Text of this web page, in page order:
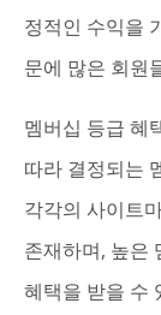
정적인 수익을
문에 많은 회원
멤버십 등급 혜
따라 결정되는
각각의 사이트
존재하며, 높은
혜택을 받을 수